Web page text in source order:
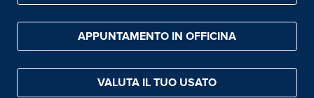
APPUNTAMENTO IN OFFICINA
VALUTA IL TUO USATO